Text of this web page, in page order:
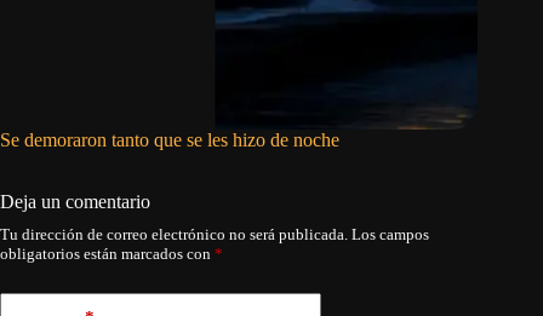
Se demoraron tanto que se les hizo de noche
Deja un comentario
Tu dirección de correo electrónico no será publicada. Los campos
obligatorios están marcados con *